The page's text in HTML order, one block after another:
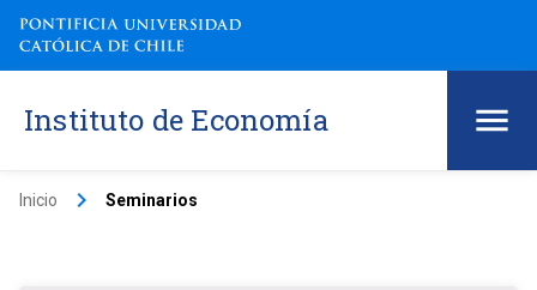
Instituto de Economía
Inicio keyboard_arrow_right Seminarios